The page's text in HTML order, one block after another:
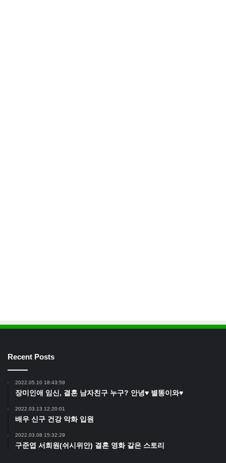
Recent Posts
2022.05.10 18:43:59
장미인애 임신, 결혼 남자친구 누구? 안녕♥ 별똥이와♥
2022.03.13 12:20:01
배우 신구 건강 악화 입원
2022.03.08 15:32:29
구준엽 서희원(쉬시위안) 결혼 영화 같은 스토리